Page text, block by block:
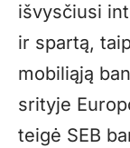
išvysčiusi
ir spartą,
mobiliąją
srityje
teigė SEB